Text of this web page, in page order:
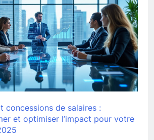
concessions de salaires :
et optimiser l’impact pour votre